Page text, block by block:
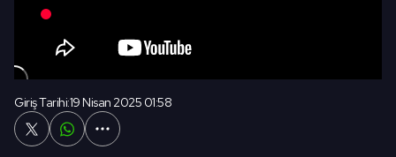
Giriş Tarihi:19 Nisan 2025 01:58